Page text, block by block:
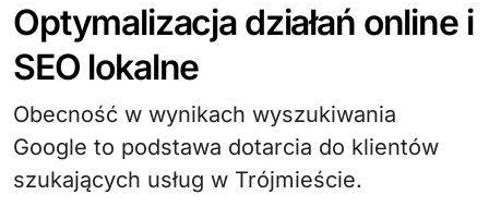
Optymalizacja działań online i
SEO lokalne
Obecność w wynikach wyszukiwania
Google to podstawa dotarcia do klientów
szukających usług w Trójmieście.